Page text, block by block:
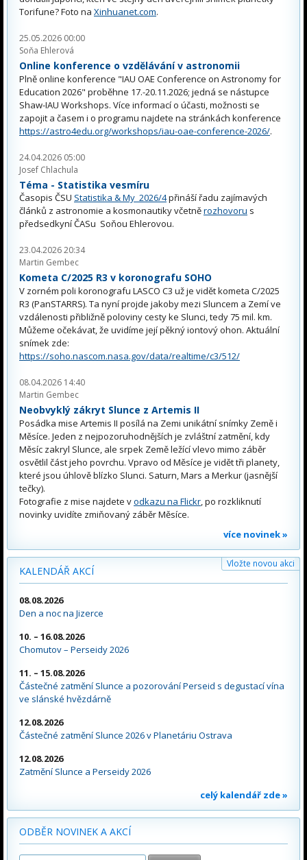
Torifune? Foto na Xinhuanet.com.
25.05.2026 00:00
Soňa Ehlerová
Online konference o vzdělávání v astronomii
Plně online konference "IAU OAE Conference on Astronomy for
Education 2026" proběhne 17.-20.11.2026; jedná se nástupce
Shaw-IAU Workshops. Více informací o účasti, možnosti se
zapojit a časem i o programu najdete na stránkách konference
https://astro4edu.org/workshops/iau-oae-conference-2026/.
24.04.2026 05:00
Josef Chlachula
Téma - Statistika vesmíru
Časopis ČSU Statistika & My 2026/4přináší řadu zajímavých
článků z astronomie a kosmonautiky včetněrozhovoru s
předsedkyní ČASu Soňou Ehlerovou.
23.04.2026 20:34
Martin Gembec
Kometa C/2025 R3 v koronografu SOHO
V zorném poli koronografu LASCO C3 už je vidět kometa C/2025
R3 (PanSTARRS). Ta nyní projde jakoby mezi Sluncem a Zemí ve
vzdálenosti přibližně poloviny cesty ke Slunci, tedy 75 mil. km.
Můžeme očekávat, že uvidíme její pěkný iontový ohon. Aktuální
snímek zde:
https://soho.nascom.nasa.gov/data/realtime/c3/512/
08.04.2026 14:40
Martin Gembec
Neobvyklý zákryt Slunce z Artemis II
Posádka mise Artemis II posílá na Zemi unikátní snímky Země i
Měsíce. Jeden z nejpozoruhodnějších je zvláštní zatmění, kdy
Měsíc zakryl Slunce, ale srpek Země ležící vlevo mimo záběr
osvětlil část jeho povrchu. Vpravo od Měsíce je vidět tři planety,
které jsou úhlově blízko Slunci. Saturn, Mars a Merkur (jasnější
tečky).
Fotografie z mise najdete vodkazu na Flickr, po rozkliknutí
novinky uvidíte zmiňovaný záběr Měsíce.
více novinek »
KALENDÁŘ AKCÍ
Vložte novou akci
08.08.2026
Den a noc na Jizerce
10. – 16.08.2026
Chomutov – Perseidy 2026
11. – 15.08.2026
Částečné zatmění Slunce a pozorování Perseid s degustací vína
ve slánské hvězdárně
12.08.2026
Částečné zatmění Slunce 2026 v Planetáriu Ostrava
12.08.2026
Zatmění Slunce a Perseidy 2026
celý kalendář zde »
ODBĚR NOVINEK A AKCÍ